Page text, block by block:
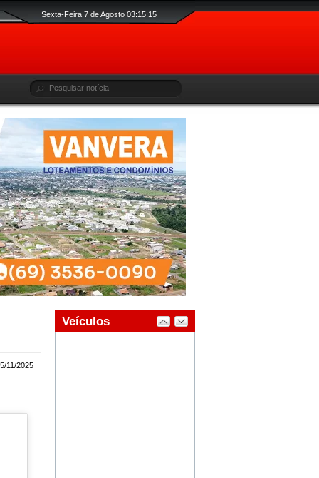
Sexta-Feira 7 de Agosto 03:15:16
11/2025